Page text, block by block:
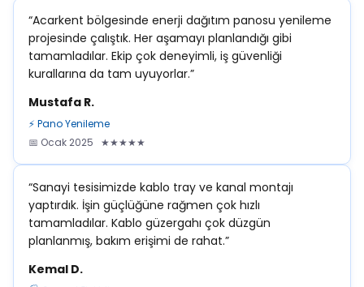
“Acarkent bölgesinde enerji dağıtım panosu yenileme
projesinde çalıştık. Her aşamayı planlandığı gibi
tamamladılar. Ekip çok deneyimli, iş güvenliği
kurallarına da tam uyuyorlar.”
Mustafa R.
⚡ Pano Yenileme
📅 Ocak 2025 ★★★★★
“Sanayi tesisimizde kablo tray ve kanal montajı
yaptırdık. İşin güçlüğüne rağmen çok hızlı
tamamladılar. Kablo güzergahı çok düzgün
planlanmış, bakım erişimi de rahat.”
Kemal D.